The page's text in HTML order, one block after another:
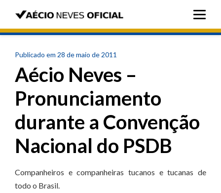
Publicado em 28 de maio de 2011
Aécio Neves –
Pronunciamento
durante a Convenção
Nacional do PSDB
Companheiros e companheiras tucanos e tucanas de
todo o Brasil.